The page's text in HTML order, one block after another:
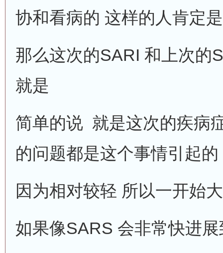
协和看病的 这样的人肯定
那么这次的SARI 和上次的
就是
简单的说 就是这次的疾病
的问题都是这个事情引起的
因为相对较轻 所以一开始
如果像SARS 会非常快进